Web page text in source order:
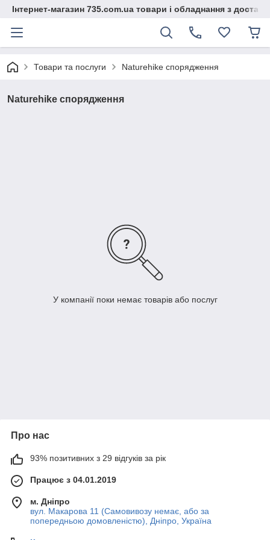
Інтернет-магазин 735.com.ua товари і обладнання з
Товари та послуги Naturehike спорядження
Naturehike спорядження
У компанії поки немає товарів або послуг
Про нас
93% позитивних з 29 відгуків за рік
Працює з 04.01.2019
м. Дніпро
вул. Макарова 11 (Самовивозу немає, або за
попередньою домовленістю), Дніпро, Україна